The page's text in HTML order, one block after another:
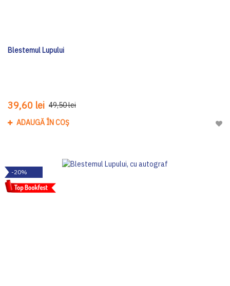
Blestemul Lupului
39,60 lei 49,50 lei
ADAUGĂ ÎN COȘ
-20%